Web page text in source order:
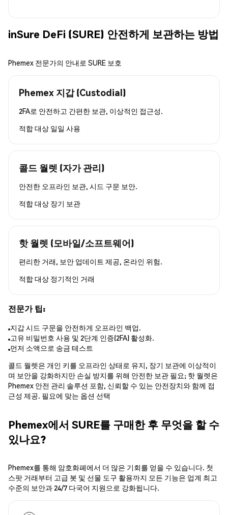
inSure DeFi (SURE) 안전하게 보관하는 방법
Phemex 전문가의 안내로 SURE 보호
Phemex 지갑 (Custodial)
2FA로 안전하고 간편한 보관, 이상적인 접근성.
적합 대상 일일 사용
콜드 월렛 (자가 관리)
안전한 오프라인 보관, 시드 구문 보안.
적합 대상 장기 보관
핫 월렛 (모바일/소프트웨어)
편리한 거래, 보안 업데이트 제공, 온라인 위험.
적합 대상 정기적인 거래
전문가 팁:
지갑 시드 구문을 안전하게 오프라인 백업.
고유 비밀번호 사용 및 2단계 인증(2FA) 활성화.
먼저 소액으로 송금 테스트
콜드 월렛은 개인 키를 오프라인 상태로 유지, 장기 보관에 이상적이
며 보안을 강화하지만 손실 방지를 위해 안전한 보관 필요; 핫 월렛은
Phemex 안전 관리 솔루션 포함, 신뢰할 수 있는 안전장치와 함께 접
근성 제공. 필요에 맞는 옵션 선택
Phemex에서 SURE를 구매한 후 무엇을 할 수
있나요?
Phemex를 통해 암호화폐에서 더 많은 기회를 얻을 수 있습니다. 첫
스팟 거래부터 고급 봇 및 선물 도구 활용까지 모든 기능은 업계 최고
수준의 보안과 24/7 다국어 지원으로 강화됩니다.